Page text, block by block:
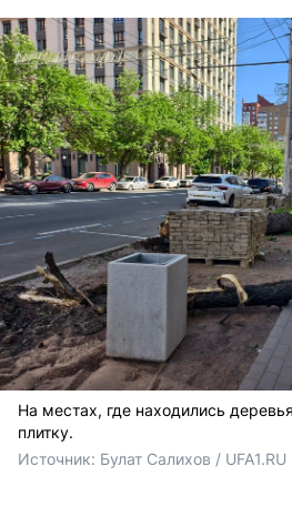
На местах, где находились
плитку.
Источник: Булат Салихов / UFA1.RU